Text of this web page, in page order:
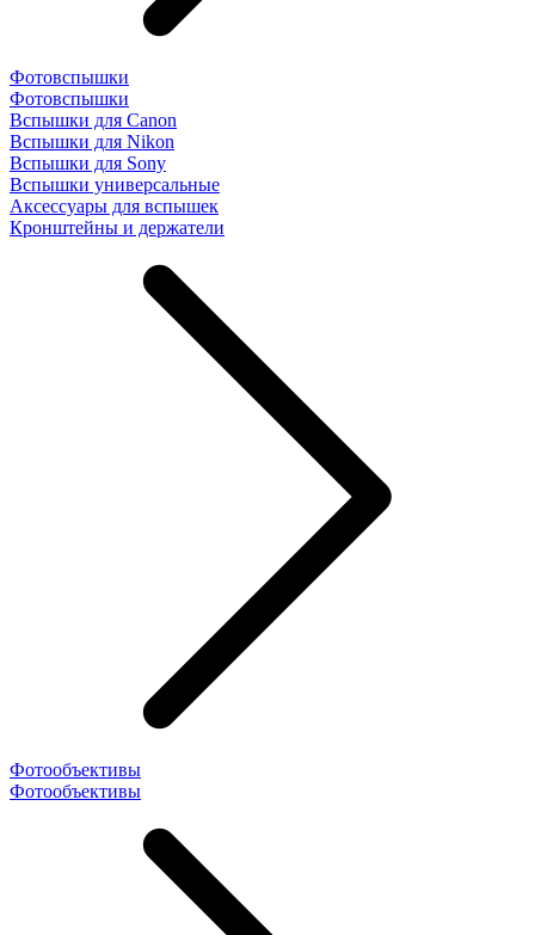
Фотовспышки
Фотовспышки
Вспышки для Canon
Вспышки для Nikon
Вспышки для Sony
Вспышки универсальные
Аксесcуары для вспышек
Кронштейны и держатели
Фотообъективы
Фотообъективы